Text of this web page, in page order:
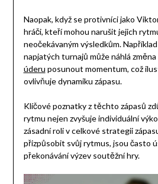
Naopak, když se protivníci jako
hráči, kteří mohou narušit jejich
neočekávaným výsledkům.
napjatých turnajů může náhlá
úderu posunout momentum, což
ovlivňuje dynamiku zápasu.
Klíčové poznatky z těchto zápasů
rytmu nejen zvyšuje individuální
zásadní roli v celkové strategii
přizpůsobit svůj rytmus, jsou často
překonávání výzev soutěžní hry.